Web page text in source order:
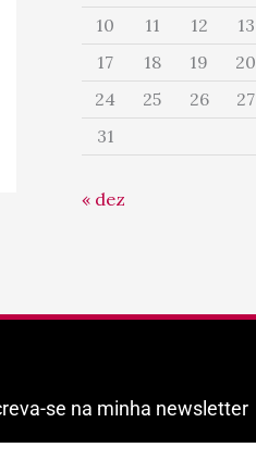
10
11 12 13
17
18 19 20
24
25 26 27
31
« dez
se na minha newsletter